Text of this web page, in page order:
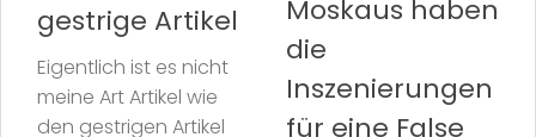
gestrige Artikel
Eigentlich ist es nicht
meine Art Artikel wie
den gestrigen Artikel
Moskaus haben
die
Inszenierungen
für eine False